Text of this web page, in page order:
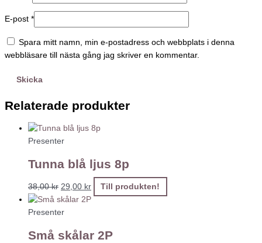
E-post *
Spara mitt namn, min e-postadress och webbplats i denna
webbläsare till nästa gång jag skriver en kommentar.
Relaterade produkter
Presenter
Tunna blå ljus 8p
38,00kr 29,00 kr Till produkten!
Presenter
Små skålar 2P